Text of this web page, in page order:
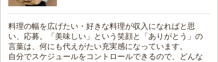
料理の幅を広げたい・好きな料理が収入になればと思
い、応募。「美味しい」という笑顔と「ありがとう」の
言葉は、何にも代えがたい充実感になっています。
自分でスケジュールをコントロールできるので、どんな